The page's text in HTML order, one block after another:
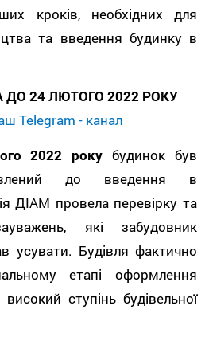
кроків, необхідних для
та введення будинку в
ДО 24 ЛЮТОГО 2022 РОКУ
Telegram - канал
2022 року будинок був
до введення в
ДІАМ провела перевірку та
які забудовник
усувати. Будівля фактично
етапі оформлення
ступінь будівельної